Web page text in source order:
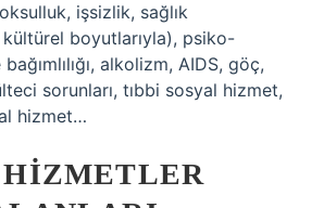
işsizlik, sağlık
boyutlarıyla), psiko-
alkolizm, AIDS, göç,
sorunları, tıbbi sosyal hizmet,
hizmet…
HIZMETLER